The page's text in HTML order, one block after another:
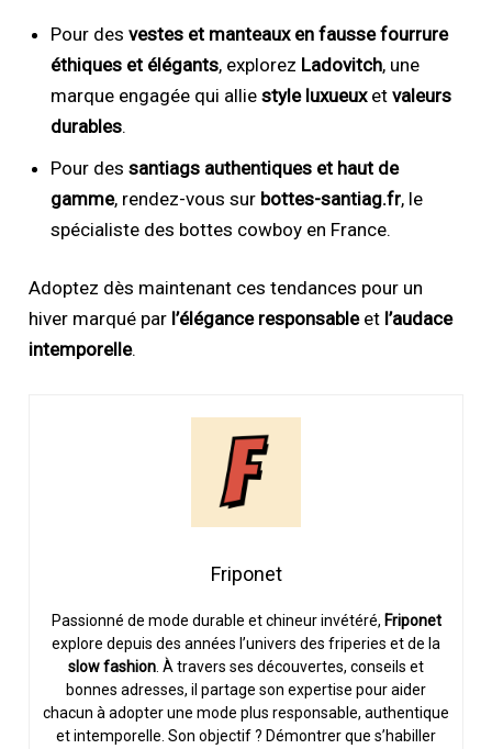
Pour desvestes et manteaux en fausse fourrure
éthiques et élégants, explorez Ladovitch, une
marque engagée qui alliestyle luxueuxetvaleurs
durables.
Pour dessantiags authentiques et haut de
gamme, rendez-vous sur bottes-santiag.fr, le
spécialiste des bottes cowboy en France.
Adoptez dès maintenant ces tendances pour un
hiver marqué par l’élégance responsableet l’audace
intemporelle.
Friponet
Passionné de mode durable et chineur invétéré, Friponet
explore depuis des années l’univers des friperies et de la
slow fashion. À travers ses découvertes, conseils et
bonnes adresses, il partage son expertise pour aider
chacun à adopter une mode plus responsable, authentique
et intemporelle. Son objectif ? Démontrer que s’habiller